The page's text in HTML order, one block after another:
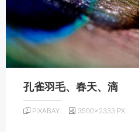
孔雀羽毛、春天、滴
PIXABAY 3500×2333 PX